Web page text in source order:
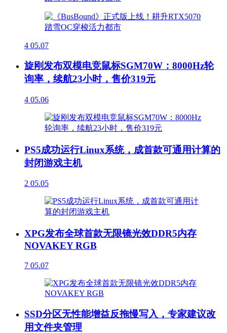
4 05.07
旋刚发布双模电竞鼠标SGM70W：8000Hz轮
询率，续航23小时，售价319元
4 05.06
PS5成功运行Linux系统，成首款可通用计算的
封闭游戏主机
2 05.05
XPG发布全球首款无限镜光效DDR5内存
NOVAKEY RGB
7 05.07
SSD分区无性能增益反拖慢写入，专家建议改
用文件夹管理